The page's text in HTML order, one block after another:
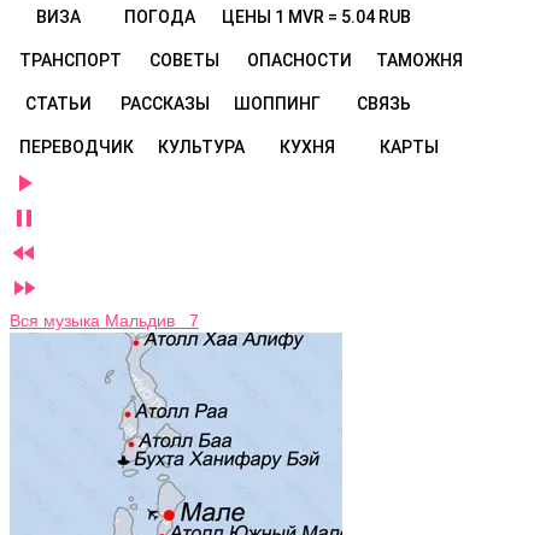
ВИЗА ПОГОДА ЦЕНЫ 1 MVR = 5.04 RUB
ТРАНСПОРТ СОВЕТЫ ОПАСНОСТИ ТАМОЖНЯ
СТАТЬИ РАССКАЗЫ ШОППИНГ СВЯЗЬ
ПЕРЕВОДЧИК КУЛЬТУРА КУХНЯ КАРТЫ




Вся музыка Мальдив 7